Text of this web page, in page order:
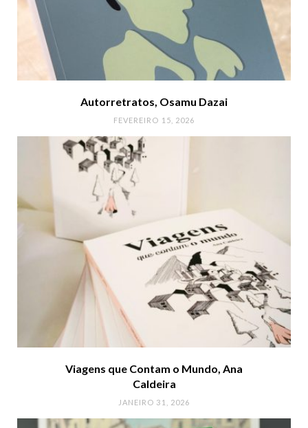
Autorretratos, Osamu Dazai
FEVEREIRO 15, 2026
Viagens que Contam o Mundo, Ana
Caldeira
JANEIRO 31, 2026